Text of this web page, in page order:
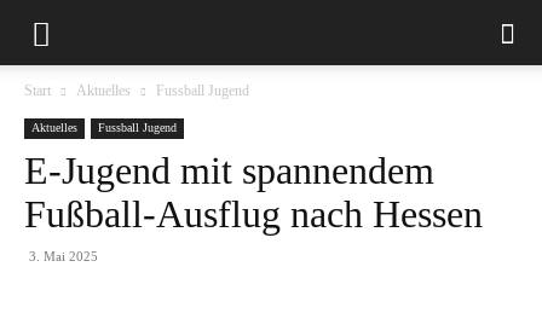
Start Aktuelles Fussball Jugend
Aktuelles Fussball Jugend
E-Jugend mit spannendem
Fußball-Ausflug nach Hessen
3. Mai 2025